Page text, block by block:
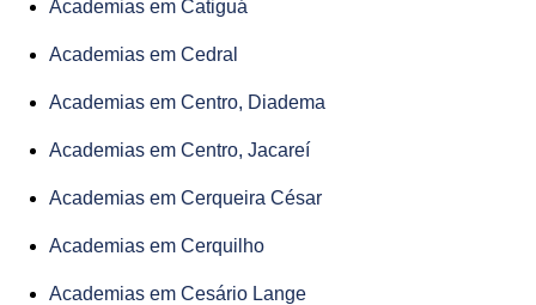
Academias em Catiguá
Academias em Cedral
Academias em Centro, Diadema
Academias em Centro, Jacareí
Academias em Cerqueira César
Academias em Cerquilho
Academias em Cesário Lange